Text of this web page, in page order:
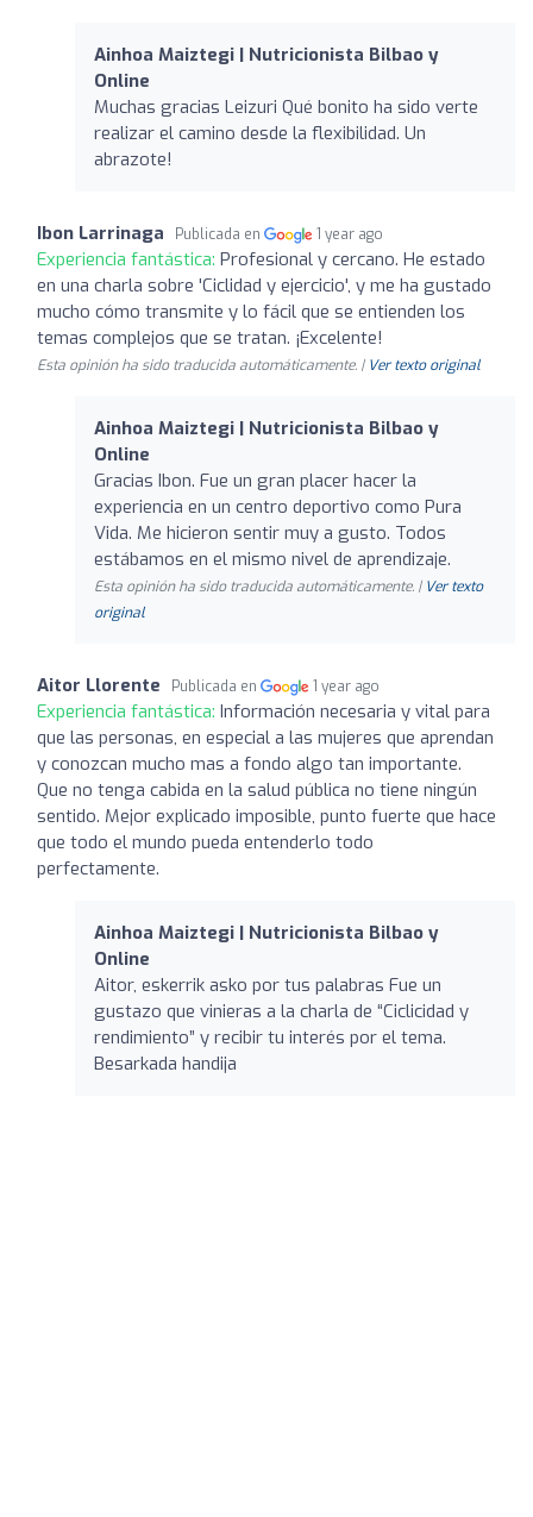
Ainhoa Maiztegi | Nutricionista Bilbao y
Online
Muchas gracias Leizuri Qué bonito ha sido verte
realizar el camino desde la flexibilidad. Un
abrazote!
Ibon Larrinaga Publicada en 1 year ago
Experiencia fantástica: Profesional y cercano. He estado
en una charla sobre 'Ciclidad y ejercicio', y me ha gustado
mucho cómo transmite y lo fácil que se entienden los
temas complejos que se tratan. ¡Excelente!
Esta opinión ha sido traducida automáticamente. | Ver texto original
Ainhoa Maiztegi | Nutricionista Bilbao y
Online
Gracias Ibon. Fue un gran placer hacer la
experiencia en un centro deportivo como Pura
Vida. Me hicieron sentir muy a gusto. Todos
estábamos en el mismo nivel de aprendizaje.
Esta opinión ha sido traducida automáticamente. | Ver texto
original
Aitor Llorente Publicada en 1 year ago
Experiencia fantástica: Información necesaria y vital para
que las personas, en especial a las mujeres que aprendan
y conozcan mucho mas a fondo algo tan importante.
Que no tenga cabida en la salud pública no tiene ningún
sentido. Mejor explicado imposible, punto fuerte que hace
que todo el mundo pueda entenderlo todo
perfectamente.
Ainhoa Maiztegi | Nutricionista Bilbao y
Online
Aitor, eskerrik asko por tus palabras Fue un
gustazo que vinieras a la charla de “Ciclicidad y
rendimiento” y recibir tu interés por el tema.
Besarkada handija